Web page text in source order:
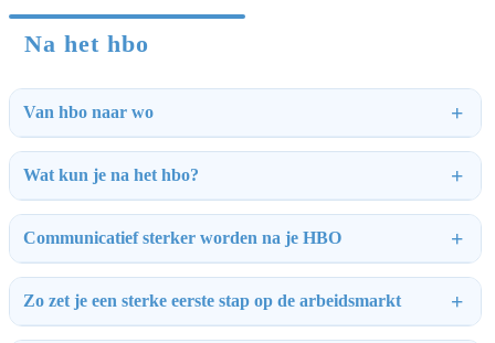
Na het hbo
Van hbo naar wo
Wat kun je na het hbo?
Communicatief sterker worden na je HBO
Zo zet je een sterke eerste stap op de arbeidsmarkt